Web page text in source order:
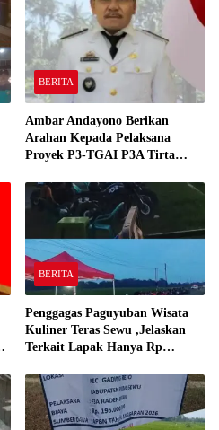
BERITA
Ambar Andayono Berikan
Arahan Kepada Pelaksana
Proyek P3-TGAI P3A Tirta
BERITA
Penggagas Paguyuban Wisata
Kuliner Teras Sewu ,Jelaskan
Terkait Lapak Hanya Rp